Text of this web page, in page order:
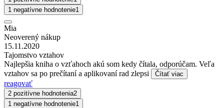
1 negatívne hodnotenie1
Mia
Neoverený nákup
15.11.2020
Tajomstvo vztahov
Najlepšia kniha o vzťahoch akú som kedy čítala, odporúčam. Veľa
vztahov sa po prečítaní a aplikovaní rad zlepsi
Čítať viac
reagovať
2 pozitívne hodnotenia2
1 negatívne hodnotenie1